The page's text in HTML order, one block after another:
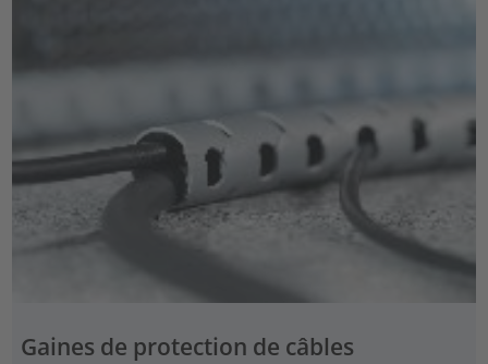
Gaines de protection de câbles